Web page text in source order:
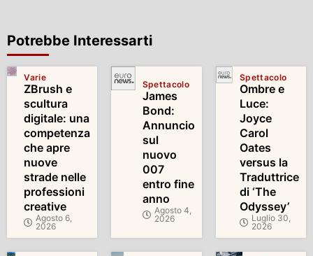
Potrebbe Interessarti
Varie
ZBrush e
scultura
digitale: una
competenza
che apre
nuove
strade nelle
professioni
creative
Agosto 6,
2026
Spettacolo
James
Bond:
Annuncio
sul
nuovo
007
entro fine
anno
Agosto 4,
2026
Spettacolo
Ombre e
Luce:
Joyce
Carol
Oates
versus la
Traduttrice
di ‘The
Odyssey’
Luglio 30,
2026